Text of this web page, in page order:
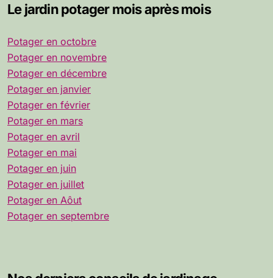
Le jardin potager mois après mois
Potager en octobre
Potager en novembre
Potager en décembre
Potager en janvier
Potager en février
Potager en mars
Potager en avril
Potager en mai
Potager en juin
Potager en juillet
Potager en Aôut
Potager en septembre